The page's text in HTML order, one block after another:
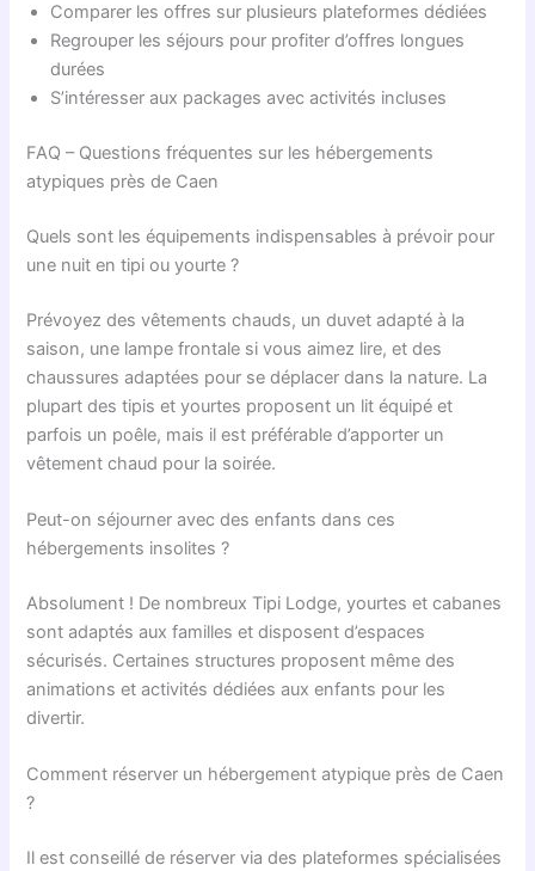
Comparer les offres sur plusieurs plateformes dédiées
Regrouper les séjours pour profiter d’offres longues
durées
S’intéresser aux packages avec activités incluses
FAQ – Questions fréquentes sur les hébergements
atypiques près de Caen
Quels sont les équipements indispensables à prévoir pour
une nuit en tipi ou yourte ?
Prévoyez des vêtements chauds, un duvet adapté à la
saison, une lampe frontale si vous aimez lire, et des
chaussures adaptées pour se déplacer dans la nature. La
plupart des tipis et yourtes proposent un lit équipé et
parfois un poêle, mais il est préférable d’apporter un
vêtement chaud pour la soirée.
Peut-on séjourner avec des enfants dans ces
hébergements insolites ?
Absolument ! De nombreux Tipi Lodge, yourtes et cabanes
sont adaptés aux familles et disposent d’espaces
sécurisés. Certaines structures proposent même des
animations et activités dédiées aux enfants pour les
divertir.
Comment réserver un hébergement atypique près de Caen
?
Il est conseillé de réserver via des plateformes spécialisées